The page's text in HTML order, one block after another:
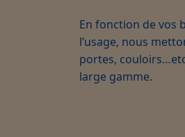
En fonction de vos
l’usage, nous
portes,
large gamme.